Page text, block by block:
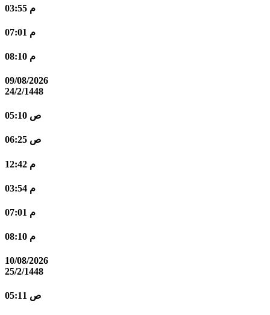
03:55 م
07:01 م
08:10 م
09/08/2026
24/2/1448
05:10 ص
06:25 ص
12:42 م
03:54 م
07:01 م
08:10 م
10/08/2026
25/2/1448
05:11 ص